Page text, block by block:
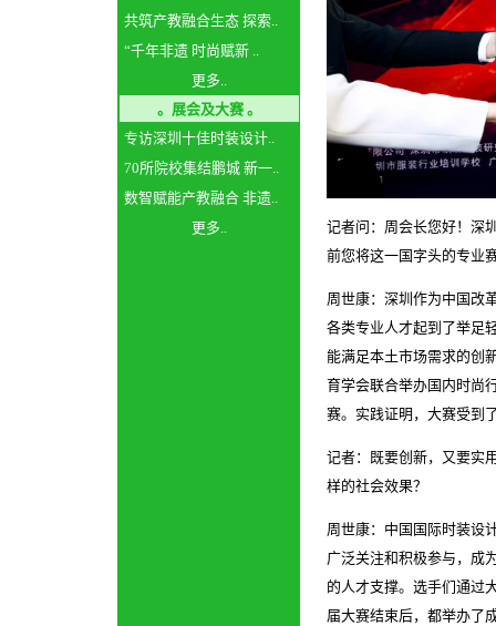
共筑产教融合生态 探索..
“千年非遗 时尚赋新 ..
更多..
。展会及大赛 。
专访深圳十佳时装设计..
70所院校集结鹏城 新一..
数智赋能产教融合 非遗..
更多..
记者问：周会长您好！ 深
前您将这一国字头的专业
周世康：深圳作为中国改
各类专业人才起到了举足
能满足本土市场需求的创
育学会联合举办国内时尚
赛。实践证明，大赛受到
记者：既要创新，又要实
样的社会效果？
周世康： 中国国际时装设
广泛关注和积极参与，成
的人才支撑。 选手们通过
届大赛结束后， 都举办了